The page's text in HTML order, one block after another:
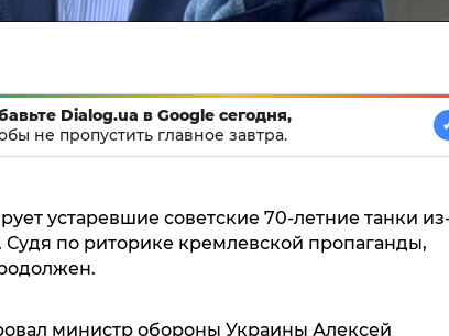
Dialog.ua в Google сегодня,
не пропустить главное завтра.
устаревшие советские 70-летние танки
по риторике кремлевской пропаганды,
министр обороны Украины Алексей